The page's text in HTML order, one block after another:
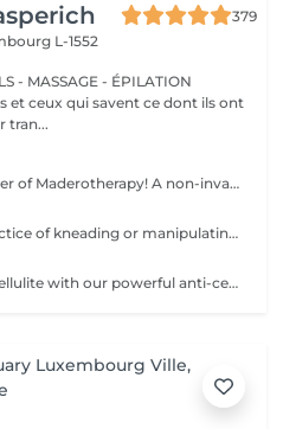
379
L-1552
- MASSAGE - ÉPILATION
et ceux qui savent ce dont ils ont
tran...
Experience the natural power of Maderotherapy! A non-invasive body sculpting technique that uses specially designed wooden tools to stimulate circulation, reduce cellulite, and contour the body. Originating from Colombia, this therapy promotes lymphatic drainage, boosts metabolism, and helps eliminate toxins all while deeply relaxing the body and mind. Age restrictions: recommended to do from 16 years. Post procedure recommendations: do not do sport and any sharp movements for 2-3 hours after the procedure. Frequency: 2-3 times per week, 10 times in total. Repeat once in 3-6 months.
Keep your health! is the practice of kneading or manipulating a person's muscles and other soft-tissue in order to reduce stress, reduce muscle pain, increase relaxation and improve the work of the immune system. Age restrictions: there are no age restrictions for this procedure. Post procedure recommendations: do not do sport and any sharp movements 2-3 hours after the procedure. Frequency: 1-2 times per week, 10 times in total. Repeat once in 3-6 months.
Say goodbye to stubborn cellulite with our powerful anti-cellulite massage! This intensive treatment uses firm, targeted techniques to stimulate circulation, break down fat deposits, and smooth the skin's texture. By enhancing lymphatic flow and increasing metabolism, it visibly reduces the appearance of dimples and improves overall skin tone. Ideal as part of a body contouring plan. Age restrictions: recommended to do from 16 years. Post procedure recommendations: do not do sport and any sharp movements for 2-3 hours after the procedure. Frequency: 2-3 times per week, 10 times in total. Repeat once in 3-6 months.